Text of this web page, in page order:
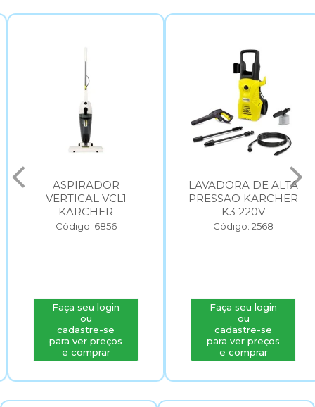
ASPIRADOR
VERTICAL VCL1
KARCHER
Código: 6856
Faça seu login
ou
cadastre-se
para ver preços
e comprar
LAVADORA DE ALTA
PRESSAO KARCHER
K3 220V
Código: 2568
Faça seu login
ou
cadastre-se
para ver preços
e comprar